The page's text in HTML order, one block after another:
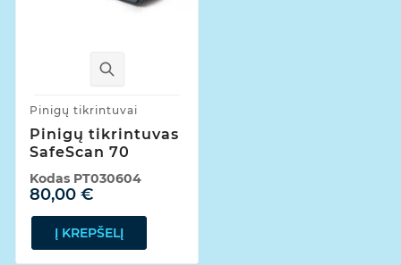
Pinigų tikrintuvai
Pinigų tikrintuvas
SafeScan 70
80,00 €
Kodas PT030604
Į KREPŠELĮ